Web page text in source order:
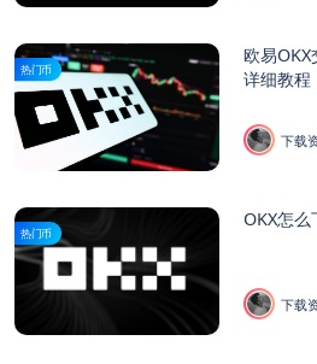
热门币
欧易
详细教程
下载
热门币
OKX怎么
下载